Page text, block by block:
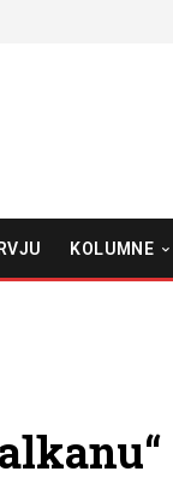
KOLUMNE